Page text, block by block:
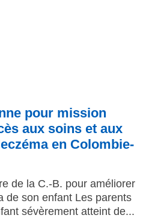
pour mission
aux soins et aux
en Colombie-
de la C.-B. pour améliorer
de son enfant Les parents
sévèrement atteint de